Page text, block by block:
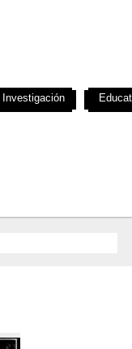
Investigación